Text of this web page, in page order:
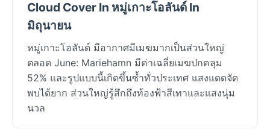
Cloud Cover In หมู่เกาะโอลันด์ In
มิถุนายน
หมู่เกาะโอลันด์ มีอากาศมีเมฆมากเป็นส่วนใหญ่
ตลอด June: Mariehamn มีค่าเฉลี่ยเมฆปกคลุม
52% และรูปแบบนี้เกิดขึ้นซ้ำทั่วประเทศ แสงแดดจัด
พบได้ยาก ส่วนใหญ่รู้สึกถึงท้องฟ้าสีเทาและแสงนุ่ม
นวล